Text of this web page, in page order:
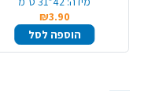
₪3.90
הוספה לסל